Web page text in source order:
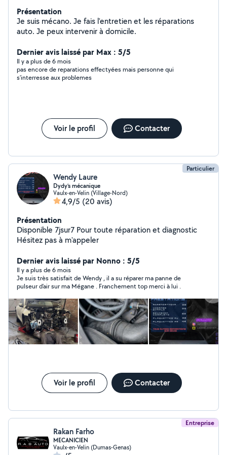
Présentation
Je suis mécano. Je fais l'entretien et les réparations
auto. Je peux intervenir à domicile.
Dernier avis laissé par Max : 5/5
Il y a plus de 6 mois
pas encore de reparations effectyées mais personne qui
s'interresse aux problemes
Voir le profil Contacter
Particulier
Wendy Laure
Dydy’s mécanique
Vaulx-en-Velin (Village-Nord)
4,9/5 (20 avis)
Présentation
Disponible 7jsur7 Pour toute réparation et diagnostic
Hésitez pas à m'appeler
Dernier avis laissé par Nonno : 5/5
Il y a plus de 6 mois
Je suis très satisfait de Wendy , il a su réparer ma panne de
pulseur d’air sur ma Mégane . Franchement top merci à lui .
Voir le profil Contacter
Entreprise
Rakan Farho
MECANICIEN
Vaulx-en-Velin (Dumas-Genas)